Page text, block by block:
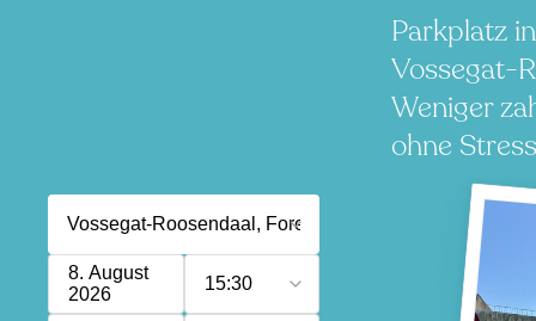
Parkplatz
Vossegat-
Weniger
ohne
8. August
2026
15:30